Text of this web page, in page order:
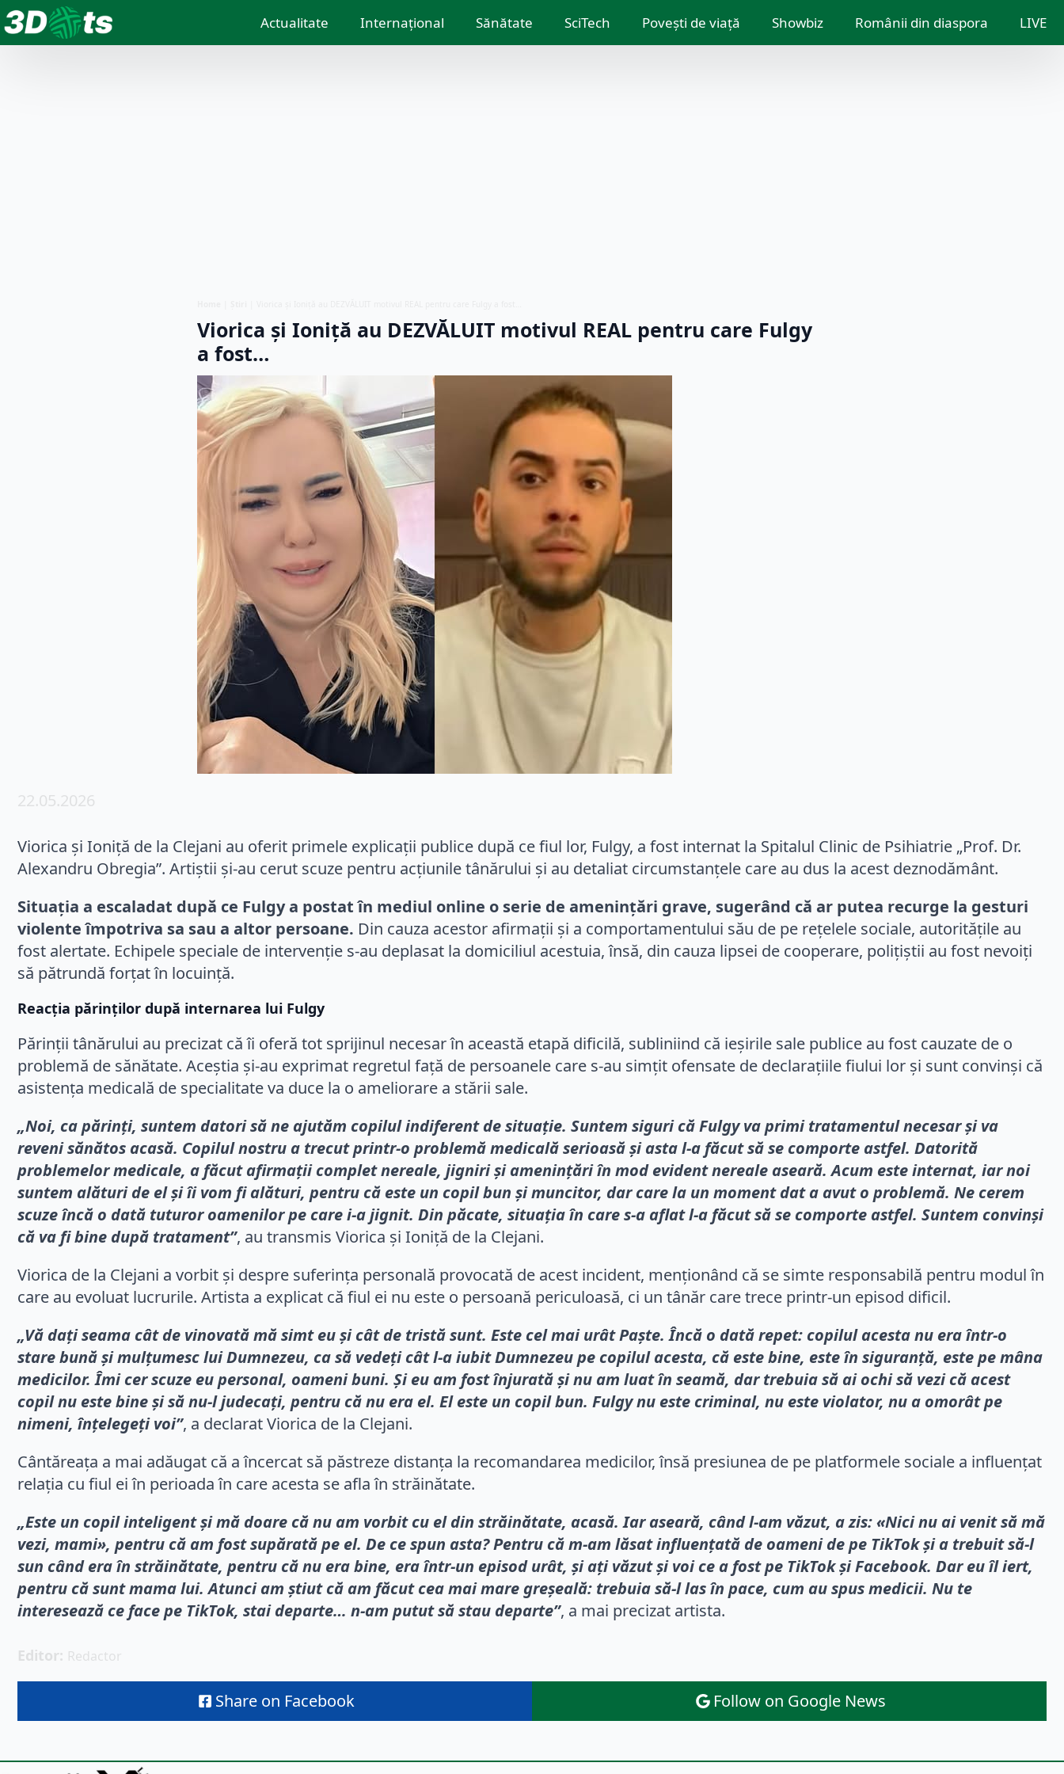
Actualitate Internațional Sănătate SciTech Povești de viață Showbiz Românii din diaspora LIVE
Viorica și Ioniță au DEZVĂLUIT motivul REAL pentru care Fulgy
a fost…
22.05.2026
Viorica și Ioniță de la Clejani au oferit primele explicații publice după ce fiul lor, Fulgy, a fost internat la Spitalul Clinic de Psihiatrie „Prof. Dr.
Alexandru Obregia”. Artiștii și-au cerut scuze pentru acțiunile tânărului și au detaliat circumstanțele care au dus la acest deznodământ.
Situația a escaladat după ce Fulgy a postat în mediul online o serie de amenințări grave, sugerând că ar putea recurge la gesturi
violente împotriva sa sau a altor persoane. Din cauza acestor afirmații și a comportamentului său de pe rețelele sociale, autoritățile au
fost alertate. Echipele speciale de intervenție s-au deplasat la domiciliul acestuia, însă, din cauza lipsei de cooperare, polițiștii au fost nevoiți
să pătrundă forțat în locuință.
Reacția părinților după internarea lui Fulgy
Părinții tânărului au precizat că îi oferă tot sprijinul necesar în această etapă dificilă, subliniind că ieșirile sale publice au fost cauzate de o
problemă de sănătate. Aceștia și-au exprimat regretul față de persoanele care s-au simțit ofensate de declarațiile fiului lor și sunt convinși că
asistența medicală de specialitate va duce la o ameliorare a stării sale.
„Noi, ca părinți, suntem datori să ne ajutăm copilul indiferent de situație. Suntem siguri că Fulgy va primi tratamentul necesar și va
reveni sănătos acasă. Copilul nostru a trecut printr-o problemă medicală serioasă și asta l-a făcut să se comporte astfel. Datorită
problemelor medicale, a făcut afirmații complet nereale, jigniri și amenințări în mod evident nereale aseară. Acum este internat, iar noi
suntem alături de el și îi vom fi alături, pentru că este un copil bun și muncitor, dar care la un moment dat a avut o problemă. Ne cerem
scuze încă o dată tuturor oamenilor pe care i-a jignit. Din păcate, situația în care s-a aflat l-a făcut să se comporte astfel. Suntem convinși
că va fi bine după tratament”, au transmis Viorica și Ioniță de la Clejani.
Viorica de la Clejani a vorbit și despre suferința personală provocată de acest incident, menționând că se simte responsabilă pentru modul în
care au evoluat lucrurile. Artista a explicat că fiul ei nu este o persoană periculoasă, ci un tânăr care trece printr-un episod dificil.
„Vă dați seama cât de vinovată mă simt eu și cât de tristă sunt. Este cel mai urât Paște. Încă o dată repet: copilul acesta nu era într-o
stare bună și mulțumesc lui Dumnezeu, ca să vedeți cât l-a iubit Dumnezeu pe copilul acesta, că este bine, este în siguranță, este pe mâna
medicilor. Îmi cer scuze eu personal, oameni buni. Și eu am fost înjurată și nu am luat în seamă, dar trebuia să ai ochi să vezi că acest
copil nu este bine și să nu-l judecați, pentru că nu era el. El este un copil bun. Fulgy nu este criminal, nu este violator, nu a omorât pe
nimeni, înțelegeți voi”, a declarat Viorica de la Clejani.
Cântăreața a mai adăugat că a încercat să păstreze distanța la recomandarea medicilor, însă presiunea de pe platformele sociale a influențat
relația cu fiul ei în perioada în care acesta se afla în străinătate.
„Este un copil inteligent și mă doare că nu am vorbit cu el din străinătate, acasă. Iar aseară, când l-am văzut, a zis: «Nici nu ai venit să mă
vezi, mami», pentru că am fost supărată pe el. De ce spun asta? Pentru că m-am lăsat influențată de oameni de pe TikTok și a trebuit să-l
sun când era în străinătate, pentru că nu era bine, era într-un episod urât, și ați văzut și voi ce a fost pe TikTok și Facebook. Dar eu îl iert,
pentru că sunt mama lui. Atunci am știut că am făcut cea mai mare greșeală: trebuia să-l las în pace, cum au spus medicii. Nu te
interesează ce face pe TikTok, stai departe… n-am putut să stau departe”, a mai precizat artista.
Editor: Redactor
Share on Facebook Follow on Google News